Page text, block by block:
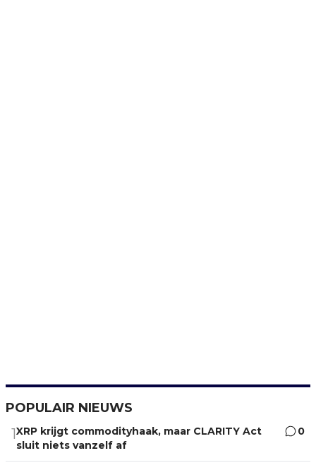
POPULAIR NIEUWS
1XRP krijgt commodityhaak, maar CLARITY Act
sluit niets vanzelf af
0